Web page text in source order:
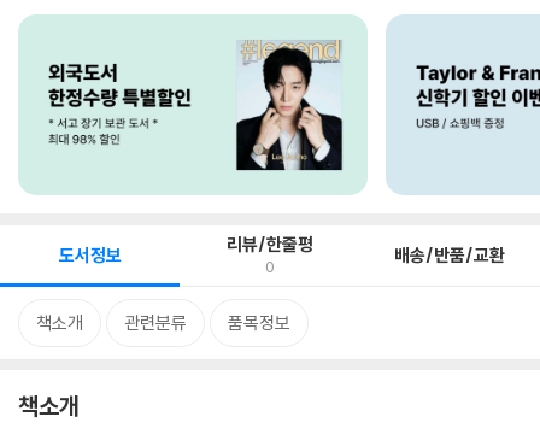
도서정보 리뷰/한줄평
0 배송/반품/교환
책소개 관련분류 품목정보
책소개